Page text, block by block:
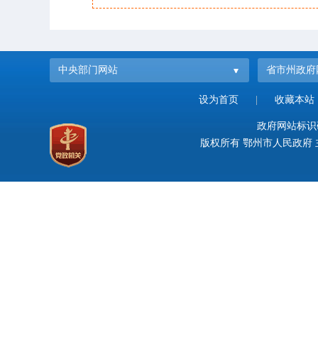
中央部门网站 省市州政府
设为首页 收藏本站
政府网站标
版权所有 鄂州市人民政府